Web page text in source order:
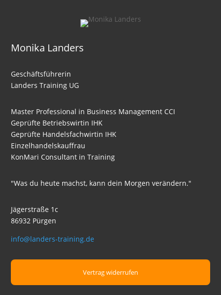
Monika Landers
Geschäftsführerin
Landers Training UG
Master Professional in Business Management CCI
Geprüfte Betriebswirtin IHK
Geprüfte Handelsfachwirtin IHK
Einzelhandelskauffrau
KonMari Consultant in Training
"Was du heute machst, kann dein Morgen verändern."
Jägerstraße 1c
86932 Pürgen
info@landers-training.de
Vertrag widerrufen